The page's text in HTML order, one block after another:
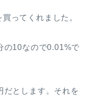
ってくれました。
の10なので0.01%で
だとします。それを